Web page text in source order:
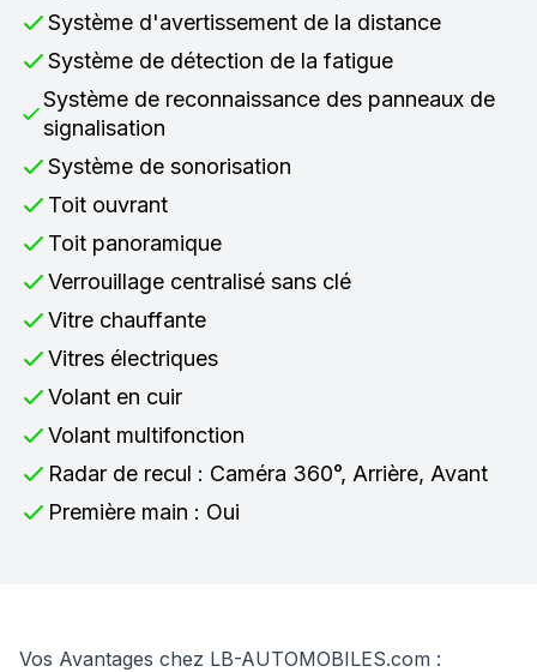
Système d'avertissement de la distance
Système de détection de la fatigue
Système de reconnaissance des panneaux de
signalisation
Système de sonorisation
Toit ouvrant
Toit panoramique
Verrouillage centralisé sans clé
Vitre chauffante
Vitres électriques
Volant en cuir
Volant multifonction
Radar de recul : Caméra 360°, Arrière, Avant
Première main : Oui
Vos Avantages chez LB-AUTOMOBILES.com :